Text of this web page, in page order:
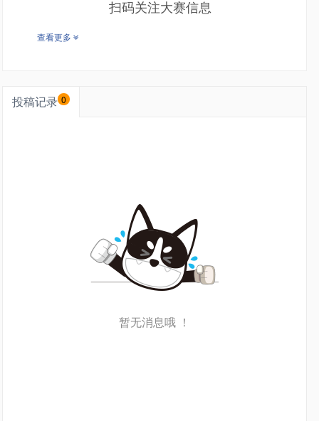
扫码关注大赛信息
查看更多
投稿记录 0
暂无消息哦 ！